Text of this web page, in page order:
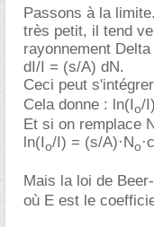
Passons à la
très petit, il tend
rayonnement
dI/I = (s/A) dN.
Ceci peut
Cela donne : ln(Io/
Et si on remplace
ln(I o/I) = (s/A)·No
Mais la loi de
où E est le